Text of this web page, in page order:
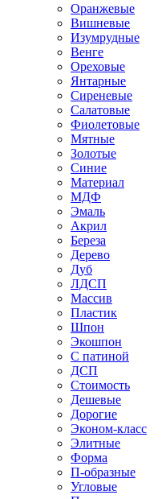
Оранжевые
Вишневые
Изумрудные
Венге
Ореховые
Янтарные
Сиреневые
Салатовые
Фиолетовые
Мятные
Золотые
Синие
Материал
МДФ
Эмаль
Акрил
Береза
Дерево
Дуб
ЛДСП
Массив
Пластик
Шпон
Экошпон
С патиной
ДСП
Стоимость
Дешевые
Дорогие
Эконом-класс
Элитные
Форма
П-образные
Угловые